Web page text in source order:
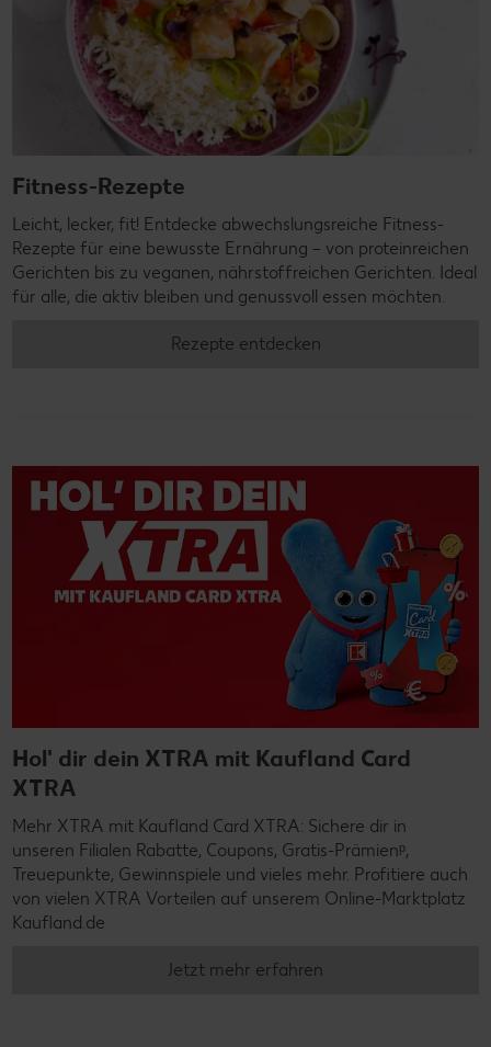
Fitness-Rezepte
Leicht, lecker, fit! Entdecke abwechslungsreiche Fitness-
Rezepte für eine bewusste Ernährung – von proteinreichen
Gerichten bis zu veganen, nährstoffreichen Gerichten. Ideal
für alle, die aktiv bleiben und genussvoll essen möchten.
Rezepte entdecken
Hol' dir dein XTRA mit Kaufland Card
XTRA
Mehr XTRA mit Kaufland Card XTRA: Sichere dir in
unseren Filialen Rabatte, Coupons, Gratis-Prämienᵖ,
Treuepunkte, Gewinnspiele und vieles mehr. Profitiere auch
von vielen XTRA Vorteilen auf unserem Online-Marktplatz
Kaufland.de
Jetzt mehr erfahren